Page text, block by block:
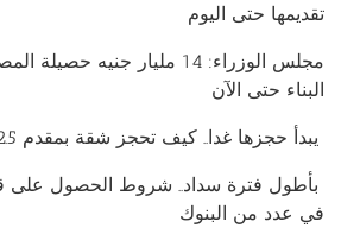
تقديمها حتى اليوم
مجلس الوزراء: 14 مليار جنيه
البناء حتى الآن
يبدأ حجزها غدا.. كيف تحجز شقة بمقدم 12.5 ألف جنيه؟
بأطول فترة سداد.. شروط الحصول
في عدد من البنوك